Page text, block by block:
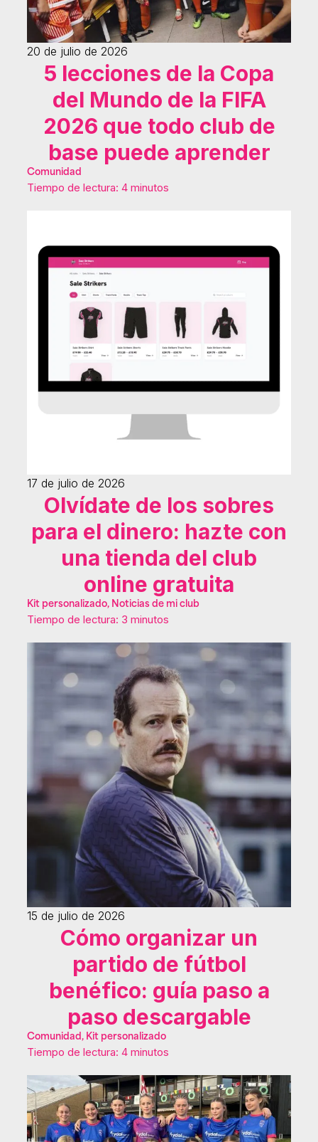
20 de julio de 2026
5 lecciones de la Copa
del Mundo de la FIFA
2026 que todo club de
base puede aprender
Comunidad
Tiempo de lectura: 4 minutos
17 de julio de 2026
Olvídate de los sobres
para el dinero: hazte con
una tienda del club
online gratuita
Kit personalizado, Noticias de mi club
Tiempo de lectura: 3 minutos
15 de julio de 2026
Cómo organizar un
partido de fútbol
benéfico: guía paso a
paso descargable
Comunidad, Kit personalizado
Tiempo de lectura: 4 minutos